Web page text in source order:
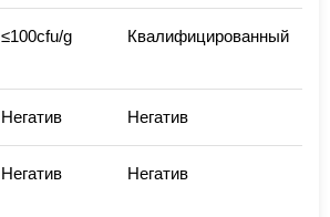
≤100cfu/g Квалифицированный
Негатив Негатив
Негатив Негатив